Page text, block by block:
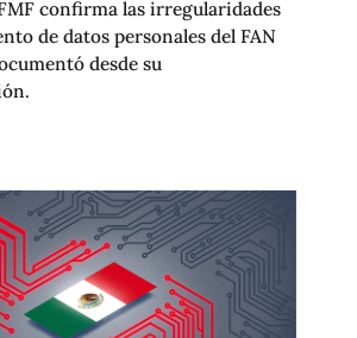
confirma las irregularidades
de datos personales del FAN
desde su